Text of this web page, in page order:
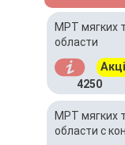
МРТ мягких
области
4250
МРТ мягких
области с